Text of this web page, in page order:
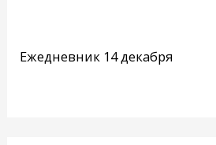
Ежедневник 14 декабря